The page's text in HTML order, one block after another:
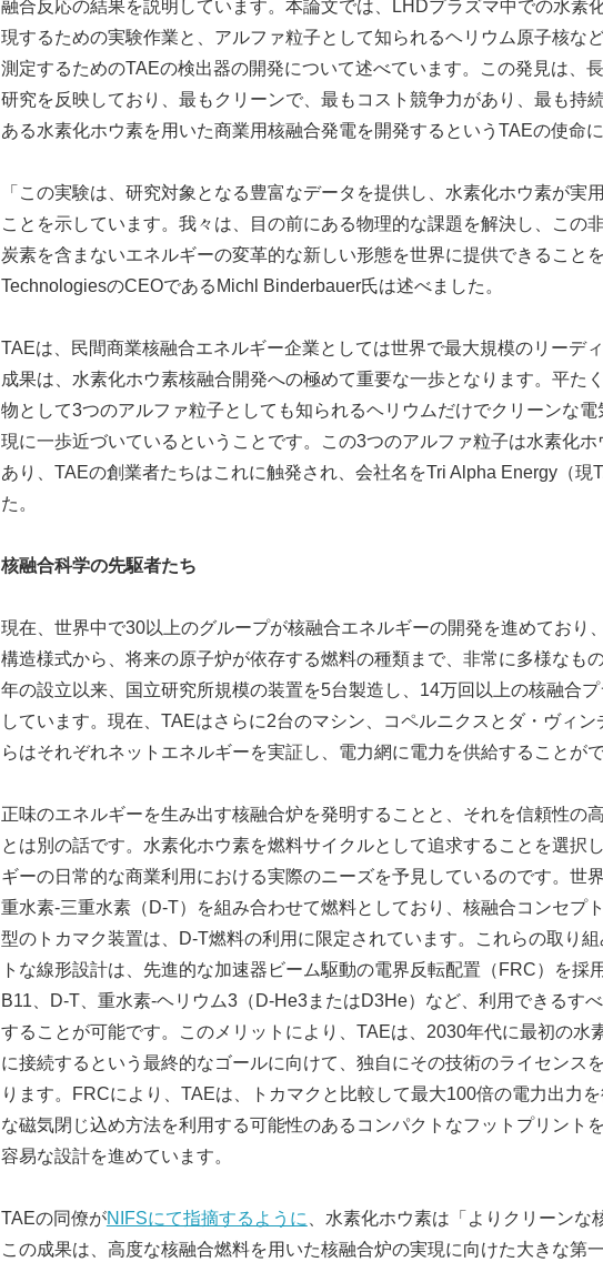
融合反応の結果を説明しています。本論文では、LHDプラズマ中での水素
現するための実験作業と、アルファ粒子として知られるヘリウム原子核な
測定するためのTAEの検出器の開発について述べています。この発見は、
研究を反映しており、最もクリーンで、最もコスト競争力があり、最も持
ある水素化ホウ素を用いた商業用核融合発電を開発するというTAEの使命
「この実験は、研究対象となる豊富なデータを提供し、水素化ホウ素が実
ことを示しています。我々は、目の前にある物理的な課題を解決し、この
炭素を含まないエネルギーの変革的な新しい形態を世界に提供できること
TechnologiesのCEOであるMichl Binderbauer氏は述べました。
TAEは、民間商業核融合エネルギー企業としては世界で最大規模のリーデ
成果は、水素化ホウ素核融合開発への極めて重要な一歩となります。平た
物として3つのアルファ粒子としても知られるヘリウムだけでクリーンな
現に一歩近づいているということです。この3つのアルファ粒子は水素化
あり、TAEの創業者たちはこれに触発され、会社名をTri Alpha Energy（現
た。
核融合科学の先駆者たち
現在、世界中で30以上のグループが核融合エネルギーの開発を進めており
構造様式から、将来の原子炉が依存する燃料の種類まで、非常に多様なも
年の設立以来、国立研究所規模の装置を5台製造し、14万回以上の核融合
しています。現在、TAEはさらに2台のマシン、コペルニクスとダ・ヴィ
らはそれぞれネットエネルギーを実証し、電力網に電力を供給することが
正味のエネルギーを生み出す核融合炉を発明することと、それを信頼性の
とは別の話です。水素化ホウ素を燃料サイクルとして追求することを選択
ギーの日常的な商業利用における実際のニーズを予見しているのです。世
重水素-三重水素（D-T）を組み合わせて燃料としており、核融合コンセプ
型のトカマク装置は、D-T燃料の利用に限定されています。これらの取り
トな線形設計は、先進的な加速器ビーム駆動の電界反転配置（FRC）を採
B11、D-T、重水素-ヘリウム3（D-He3またはD3He）など、利用できるす
することが可能です。このメリットにより、TAEは、2030年代に最初の水
に接続するという最終的なゴールに向けて、独自にその技術のライセンス
ります。FRCにより、TAEは、トカマクと比較して最大100倍の電力出力
な磁気閉じ込め方法を利用する可能性のあるコンパクトなフットプリント
容易な設計を進めています。
TAEの同僚がNIFSにて指摘するように
、水素化ホウ素は「よりクリーンな
この成果は、高度な核融合燃料を用いた核融合炉の実現に向けた大きな第